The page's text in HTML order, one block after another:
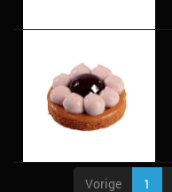
Vorige 1